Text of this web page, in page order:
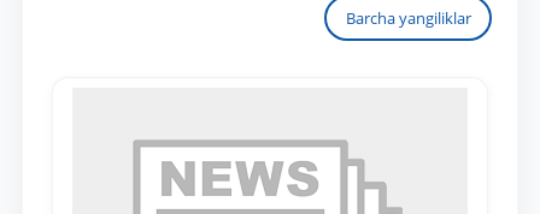
Barcha yangiliklar